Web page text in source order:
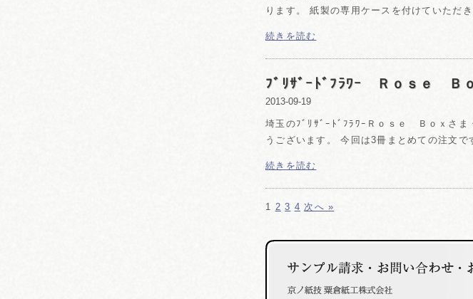
ります。 紙製の専用ケースを付けていただ
続きを読む
ﾌﾞﾘｻﾞｰﾄﾞﾌﾗﾜｰ Ｒｏｓｅ Ｂ
2013-09-19
埼玉のﾌﾞﾘｻﾞｰﾄﾞﾌﾗﾜｰＲｏｓｅ Ｂｏｘさ
うございます。 今回は3冊まとめての注文で
続きを読む
1 2 3 4 次へ »